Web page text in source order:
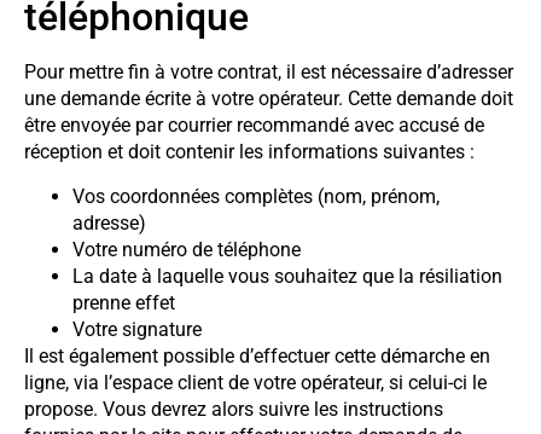
téléphonique
Pour mettre fin à votre contrat, il est nécessaire d’adresser
une demande écrite à votre opérateur. Cette demande doit
être envoyée par courrier recommandé avec accusé de
réception et doit contenir les informations suivantes :
Vos coordonnées complètes (nom, prénom,
adresse)
Votre numéro de téléphone
La date à laquelle vous souhaitez que la résiliation
prenne effet
Votre signature
Il est également possible d’effectuer cette démarche en
ligne, via l’espace client de votre opérateur, si celui-ci le
propose. Vous devrez alors suivre les instructions